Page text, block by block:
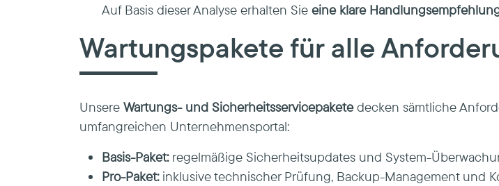
Auf Basis dieser Analyse erhalten Sie eine klare
Wartungspakete für alle
Unsere Wartungs- und Sicherheitsservicepaketedecken sämtliche
umfangreichen Unternehmensportal:
Basis-Paket:regelmäßige Sicherheitsupdates und System-
Pro-Paket:inklusive technischer Prüfung, Backup-Management und